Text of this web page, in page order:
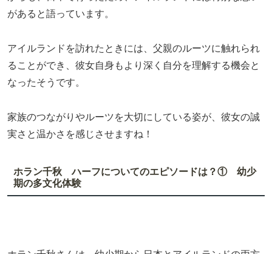
があると語っています。
アイルランドを訪れたときには、父親のルーツに触れられ
ることができ、彼女自身もより深く自分を理解する機会と
なったそうです。
家族のつながりやルーツを大切にしている姿が、彼女の誠
実さと温かさを感じさせますね！
ホラン千秋 ハーフについてのエピソードは？① 幼少
期の多文化体験